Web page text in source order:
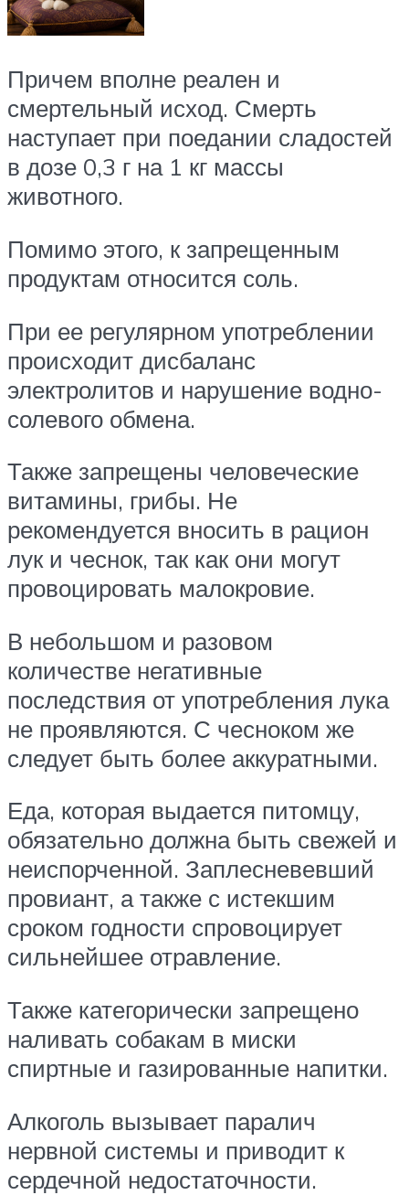
Причем вполне реален и
смертельный исход. Смерть
наступает при поедании сладостей
в дозе 0,3 г на 1 кг массы
животного.
Помимо этого, к запрещенным
продуктам относится соль.
При ее регулярном употреблении
происходит дисбаланс
электролитов и нарушение водно-
солевого обмена.
Также запрещены человеческие
витамины, грибы. Не
рекомендуется вносить в рацион
лук и чеснок, так как они могут
провоцировать малокровие.
В небольшом и разовом
количестве негативные
последствия от употребления лука
не проявляются. С чесноком же
следует быть более аккуратными.
Еда, которая выдается питомцу,
обязательно должна быть свежей и
неиспорченной. Заплесневевший
провиант, а также с истекшим
сроком годности спровоцирует
сильнейшее отравление.
Также категорически запрещено
наливать собакам в миски
спиртные и газированные напитки.
Алкоголь вызывает паралич
нервной системы и приводит к
сердечной недостаточности.